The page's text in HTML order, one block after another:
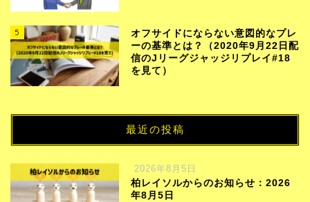
5
オフサイドにならない意図的なプレ
ーの基準とは？（2020年9月22日配
信のJリーグジャッジリプレイ#18
を見て）
最近の投稿
2026年8月5日
柏レイソルからのお知らせ：2026
年8月5日